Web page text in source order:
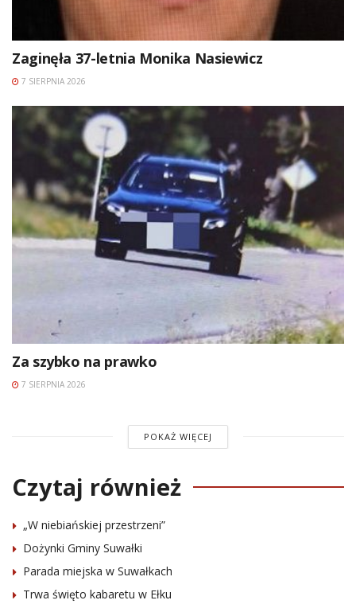
Zaginęła 37-letnia Monika Nasiewicz
7 SIERPNIA 2026
Za szybko na prawko
7 SIERPNIA 2026
POKAŻ WIĘCEJ
Czytaj również
„W niebiańskiej przestrzeni”
Dożynki Gminy Suwałki
Parada miejska w Suwałkach
Trwa święto kabaretu w Ełku